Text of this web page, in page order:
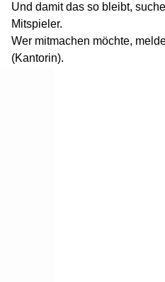
Und damit das so bleibt,
Mitspieler.
Wer mitmachen möchte,
(Kantorin).